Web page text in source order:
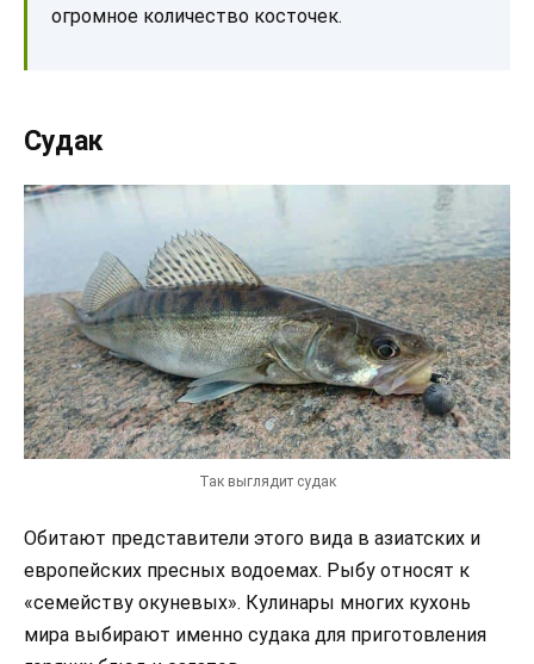
огромное количество косточек.
Судак
Так выглядит судак
Обитают представители этого вида в азиатских и
европейских пресных водоемах. Рыбу относят к
«семейству окуневых». Кулинары многих кухонь
мира выбирают именно судака для приготовления